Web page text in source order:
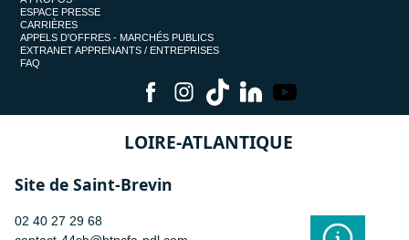
ESPACE PRESSE
CARRIÈRES
APPELS D'OFFRES - MARCHÉS PUBLICS
EXTRANET APPRENANTS / ENTREPRISES
FAQ
LOIRE-ATLANTIQUE
Site de Saint-Brevin
02 40 27 29 68